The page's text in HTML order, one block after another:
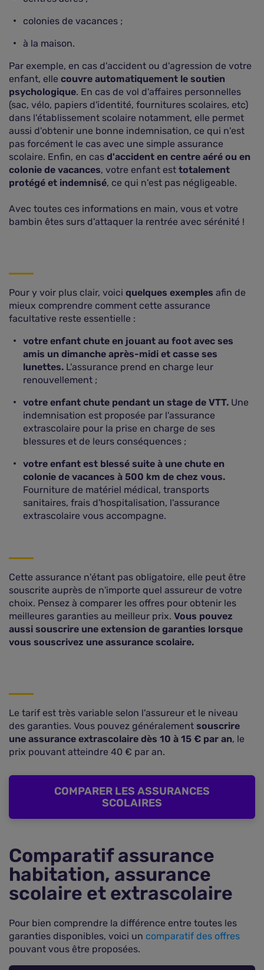
colonies de vacances ;
à la maison.
Par exemple, en cas d'accident ou d'agression de votre
enfant, elle couvre automatiquement le soutien
psychologique. En cas de vol d'affaires personnelles
(sac, vélo, papiers d'identité, fournitures scolaires, etc)
dans l'établissement scolaire notamment, elle permet
aussi d'obtenir une bonne indemnisation, ce qui n'est
pas forcément le cas avec une simple assurance
scolaire. Enfin, en cas d'accident en centre aéré ou en
colonie de vacances, votre enfant est totalement
protégé et indemnisé, ce qui n'est pas négligeable.
Avec toutes ces informations en main, vous et votre
bambin êtes surs d'attaquer la rentrée avec sérénité !
Pour y voir plus clair, voici quelques exemples afin de
mieux comprendre comment cette assurance
facultative reste essentielle :
votre enfant chute en jouant au foot avec ses
amis un dimanche après-midi et casse ses
lunettes. L'assurance prend en charge leur
renouvellement ;
votre enfant chute pendant un stage de VTT. Une
indemnisation est proposée par l'assurance
extrascolaire pour la prise en charge de ses
blessures et de leurs conséquences ;
votre enfant est blessé suite à une chute en
colonie de vacances à 500 km de chez vous.
Fourniture de matériel médical, transports
sanitaires, frais d'hospitalisation, l'assurance
extrascolaire vous accompagne.
Cette assurance n'étant pas obligatoire, elle peut être
souscrite auprès de n'importe quel assureur de votre
choix. Pensez à comparer les offres pour obtenir les
meilleures garanties au meilleur prix. Vous pouvez
aussi souscrire une extension de garanties lorsque
vous souscrivez une assurance scolaire.
Le tarif est très variable selon l'assureur et le niveau
des garanties. Vous pouvez généralement souscrire
une assurance extrascolaire dès 10 à 15 € par an, le
prix pouvant atteindre 40 € par an.
COMPARER LES ASSURANCES
SCOLAIRES
Comparatif assurance
habitation, assurance
scolaire et extrascolaire
Pour bien comprendre la différence entre toutes les
garanties disponibles, voici un comparatif des offres
pouvant vous être proposées.